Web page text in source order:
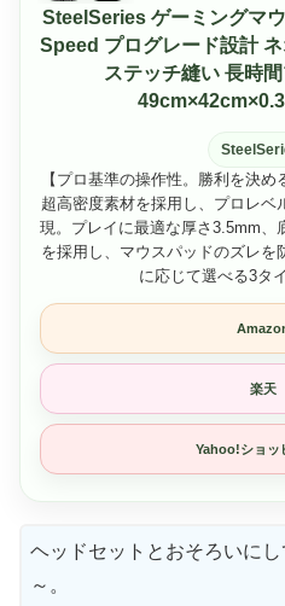
SteelSeries ゲーミングマ
Speed プログレード設計
ステッチ縫い 長時
【プロ基準の操作性。勝利を決め
超高密度素材を採用し、プロレベ
現。プレイに最適な厚さ3.5mm、
を採用し、マウスパッドのズレを
に応じて選べる3タ
楽天
Yahoo!ショッ
ヘッドセットとおそろいに
～。